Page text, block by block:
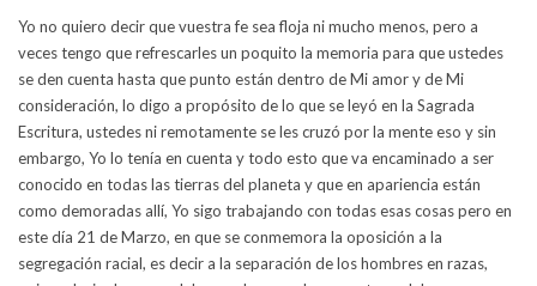
Yo no quiero decir que vuestra fe sea floja ni mucho menos, pero a
veces tengo que refrescarles un poquito la memoria para que ustedes
se den cuenta hasta que punto están dentro de Mi amor y de Mi
consideración, lo digo a propósito de lo que se leyó en la Sagrada
Escritura, ustedes ni remotamente se les cruzó por la mente eso y sin
embargo, Yo lo tenía en cuenta y todo esto que va encaminado a ser
conocido en todas las tierras del planeta y que en apariencia están
como demoradas allí, Yo sigo trabajando con todas esas cosas pero en
este día 21 de Marzo, en que se conmemora la oposición a la
segregación racial, es decir a la separación de los hombres en razas,